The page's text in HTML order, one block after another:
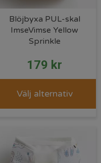
Blöjbyxa PUL-skal
ImseVimse Yellow
Sprinkle
179 kr
Välj alternativ